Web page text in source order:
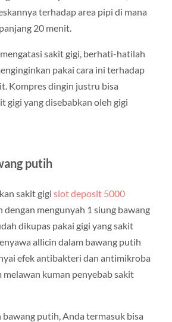
terhadap area pipi di mana
20 menit.
sakit gigi, berhati-hatilah
pakai cara ini terhadap
Kompres dingin justru bisa
gigi yang disebabkan oleh gigi
putih
sakit gigi slot deposit 5000
dengan mengunyah 1 siung bawang
dikupas pakai gigi yang sakit
allicin dalam bawang putih
efek antibakteri dan antimikroba
melawan kuman penyebab sakit
bawang putih, Anda termasuk bisa